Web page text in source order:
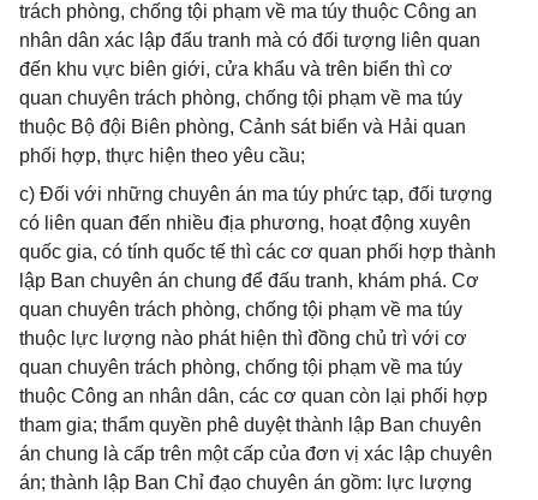
trách phòng, chống tội phạm về ma túy thuộc Công an
nhân dân xác lập đấu tranh mà có đối tượng liên quan
đến khu vực biên giới, cửa khẩu và trên biển thì cơ
quan chuyên trách phòng, chống tội phạm về ma túy
thuộc Bộ đội Biên phòng, Cảnh sát biển và Hải quan
phối hợp, thực hiện theo yêu cầu;
c) Đối với những chuyên án ma túy phức tạp, đối tượng
có liên quan đến nhiều địa phương, hoạt động xuyên
quốc gia, có tính quốc tế thì các cơ quan phối hợp thành
lập Ban chuyên án chung để đấu tranh, khám phá. Cơ
quan chuyên trách phòng, chống tội phạm về ma túy
thuộc lực lượng nào phát hiện thì đồng chủ trì với cơ
quan chuyên trách phòng, chống tội phạm về ma túy
thuộc Công an nhân dân, các cơ quan còn lại phối hợp
tham gia; thẩm quyền phê duyệt thành lập Ban chuyên
án chung là cấp trên một cấp của đơn vị xác lập chuyên
án; thành lập Ban Chỉ đạo chuyên án gồm: lực lượng